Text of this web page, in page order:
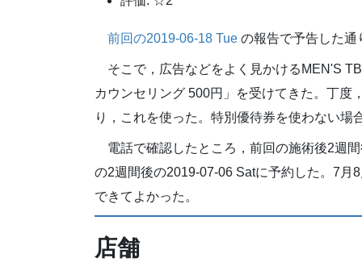
前回の2019-06-18 Tue の報告で予告した通
そこで，広告などをよく見かけるMEN'S
カウンセリング 500円」を受けてきた。丁度
り，これを使った。特別優待券を使わない
電話で確認したところ，前回の施術後2週
の2週間後の2019-07-06 Satに予約した。7月
できてよかった。
店舗